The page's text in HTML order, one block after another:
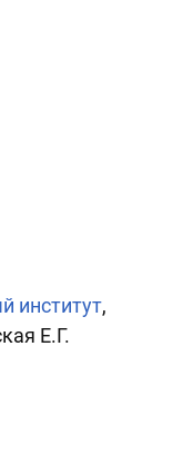
институт,
Е.Г.